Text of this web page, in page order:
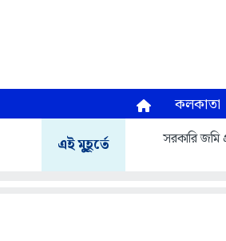
কলকাতা
এই মুহূর্তে সরকারি জমি